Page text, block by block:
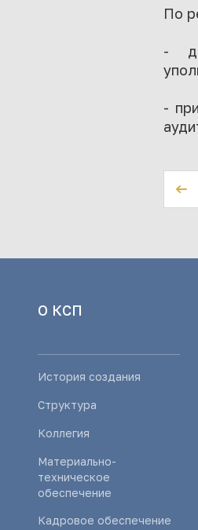
По
-
-
О КСП
История создания
Структура
Коллегия
Материально-
техническое
обеспечение
Кадровое обеспечение